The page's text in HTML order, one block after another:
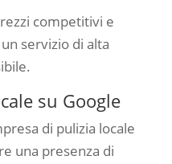
competitivi e
servizio di alta
su Google
di pulizia locale
una presenza di